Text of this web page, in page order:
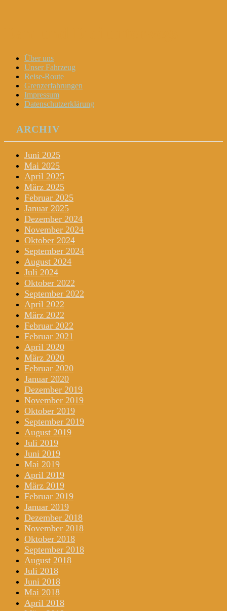
Menu
Widgets
Search
Skip
content
Über uns
Unser Fahrzeug
Reise-Route
Grenzerfahrungen
Impressum
Datenschutzerklärung
ARCHIV
Juni 2025
Mai 2025
April 2025
März 2025
Februar 2025
Januar 2025
Dezember 2024
November 2024
Oktober 2024
September 2024
August 2024
Juli 2024
Oktober 2022
September 2022
April 2022
März 2022
Februar 2022
Februar 2021
April 2020
März 2020
Februar 2020
Januar 2020
Dezember 2019
November 2019
Oktober 2019
September 2019
August 2019
Juli 2019
Juni 2019
Mai 2019
April 2019
März 2019
Februar 2019
Januar 2019
Dezember 2018
November 2018
Oktober 2018
September 2018
August 2018
Juli 2018
Juni 2018
Mai 2018
April 2018